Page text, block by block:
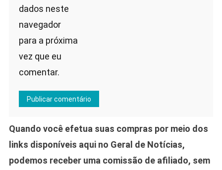
dados neste
navegador
para a próxima
vez que eu
comentar.
Quando você efetua suas compras por meio dos
links disponíveis aqui no Geral de Notícias,
podemos receber uma comissão de afiliado, sem